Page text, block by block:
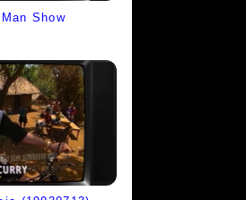
Show